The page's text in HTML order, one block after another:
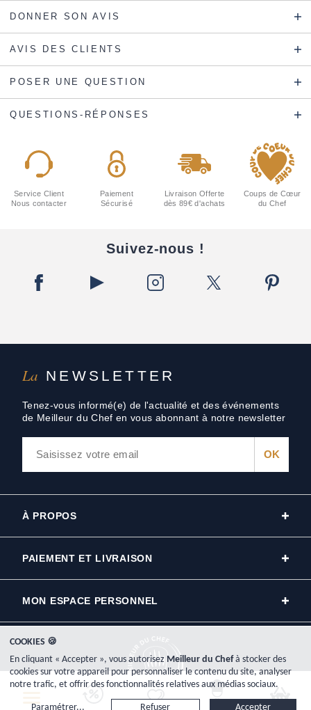
DONNER SON AVIS
AVIS DES CLIENTS
POSER UNE QUESTION
QUESTIONS-RÉPONSES
La NEWSLETTER
Tenez-vous informé(e) de l'actualité et des événements
de Meilleur du Chef en vous abonnant à notre newsletter
Service Client
Nous contacter
Paiement
Sécurisé
Livraison Offerte
dès 89€ d'achats
Coups de Cœur
du Chef
Suivez-nous !
À PROPOS
PAIEMENT ET LIVRAISON
MON ESPACE PERSONNEL
Copyright © 2000-2026, www.meilleurduchef.com - Tous droits réservés.
COOKIES 🍪
En cliquant « Accepter », vous autorisez Meilleur du Chefà stocker des
cookies sur votre appareil pour personnaliser le contenu du site, analyser
notre trafic, et offrir des fonctionnalités relatives aux médias sociaux.
Accepter
Refuser
Paramétrer...